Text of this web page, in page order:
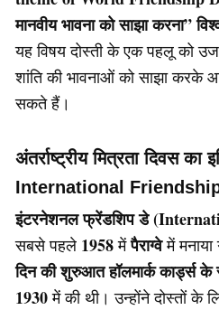
मानवीय भावना को साझा करना”
यह विषय दोस्ती के एक पहलू को
शांति की भावनाओं को साझा करके
सकते हैं।
अंतर्राष्ट्रीय मित्रता दिवस
International
इंटरनेशनल फ्रेंडशिप डे
सबसे पहले 1958मेंपैराग्वेमें मनाया
दिन की शुरुआत हॉलमार्क कार्ड्स
1930में की थी। उन्होंने दोस्तों के